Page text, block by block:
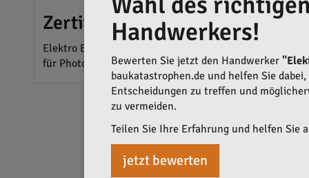
Zertifizierungen und
Elektro Bach ist Mitglied von e-masters, einer starken
für Photovoltaikanlagen und im Bereich altersgerechtes
Handwerkers!
Bewerten Sie jetzt den Handwerker
baukatastrophen.de und helfen Sie
Entscheidungen zu treffen und
zu vermeiden.
Teilen Sie Ihre Erfahrung und helfen Sie
jetzt bewerten